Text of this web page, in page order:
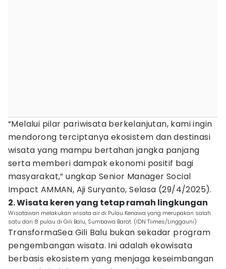
“Melalui pilar pariwisata berkelanjutan, kami ingin
mendorong terciptanya ekosistem dan destinasi
wisata yang mampu bertahan jangka panjang
serta memberi dampak ekonomi positif bagi
masyarakat,” ungkap Senior Manager Social
Impact AMMAN, Aji Suryanto, Selasa (29/4/2025).
2. Wisata keren yang tetap ramah lingkungan
Wisatawan melakukan wisata air di Pulau Kenawa yang merupakan salah
satu dari 8 pulau di Gili Balu, Sumbawa Barat. (IDN Tiimes/Linggauni)
TransformaSea Gili Balu bukan sekadar program
pengembangan wisata. Ini adalah ekowisata
berbasis ekosistem yang menjaga keseimbangan